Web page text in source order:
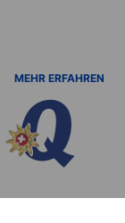
MEHR ERFAHREN